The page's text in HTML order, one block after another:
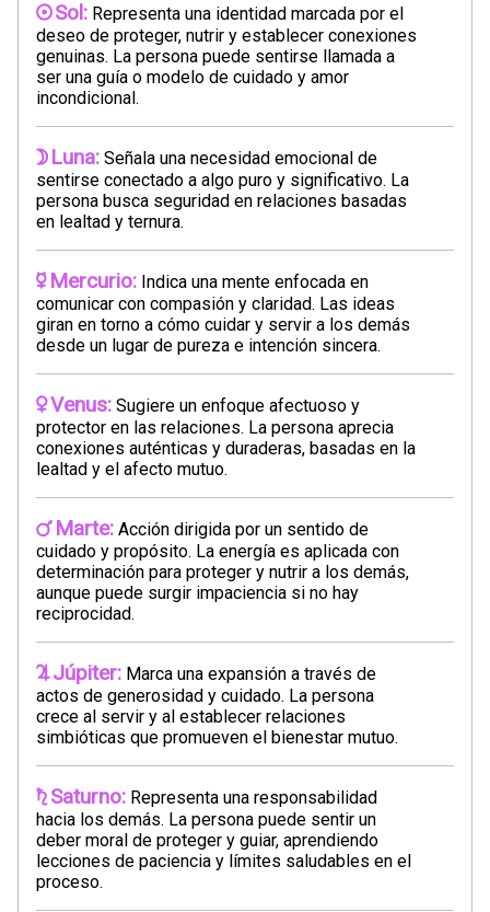
Sol: Representa una identidad marcada por el
deseo de proteger, nutrir y establecer conexiones
genuinas. La persona puede sentirse llamada a
ser una guía o modelo de cuidado y amor
incondicional.
Luna: Señala una necesidad emocional de
sentirse conectado a algo puro y significativo. La
persona busca seguridad en relaciones basadas
en lealtad y ternura.
Mercurio: Indica una mente enfocada en
comunicar con compasión y claridad. Las ideas
giran en torno a cómo cuidar y servir a los demás
desde un lugar de pureza e intención sincera.
Venus: Sugiere un enfoque afectuoso y
protector en las relaciones. La persona aprecia
conexiones auténticas y duraderas, basadas en la
lealtad y el afecto mutuo.
Marte: Acción dirigida por un sentido de
cuidado y propósito. La energía es aplicada con
determinación para proteger y nutrir a los demás,
aunque puede surgir impaciencia si no hay
reciprocidad.
Júpiter: Marca una expansión a través de
actos de generosidad y cuidado. La persona
crece al servir y al establecer relaciones
simbióticas que promueven el bienestar mutuo.
Saturno: Representa una responsabilidad
hacia los demás. La persona puede sentir un
deber moral de proteger y guiar, aprendiendo
lecciones de paciencia y límites saludables en el
proceso.